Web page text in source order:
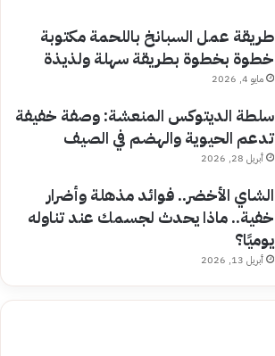
طريقة عمل السبانخ باللحمة مكتوبة
خطوة بخطوة بطريقة سهلة ولذيذة
مايو 4, 2026
سلطة الديتوكس المنعشة: وصفة خفيفة
تدعم الحيوية والهضم في الصيف
أبريل 28, 2026
الشاي الأخضر.. فوائد مذهلة وأضرار
خفية.. ماذا يحدث لجسمك عند تناوله
يوميًا؟
أبريل 13, 2026